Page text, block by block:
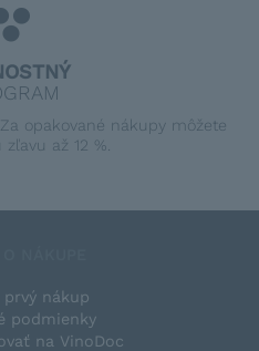
opakované nákupy môžete
až 12 %.
prvý nákup
podmienky
na VinoDoc